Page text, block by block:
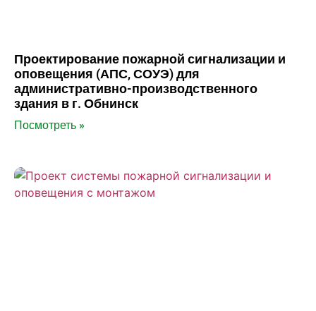
Проектирование пожарной сигнализации и
оповещения (АПС, СОУЭ) для
административно-производственного
здания в г. Обнинск
Посмотреть »